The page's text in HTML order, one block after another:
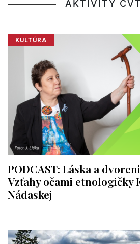
AKTIVITY
KULTÚRA
PODCAST: Láska a
Vzťahy očami etnologičky
Nádaskej